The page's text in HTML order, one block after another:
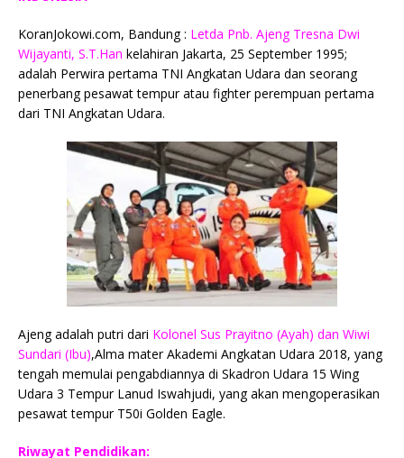
e
b
o
o
k
te
r
l
A
p
p
y
Li
n
k
a
o e
e
n
g
e
KoranJokowi.com, Bandung : Letda Pnb. Ajeng Tresna Dwi
Wijayanti, S.T.Han kelahiran Jakarta, 25 September 1995;
adalah Perwira pertama TNI Angkatan Udara dan seorang
penerbang pesawat tempur atau fighter perempuan pertama
dari TNI Angkatan Udara.
Ajeng adalah putri dari Kolonel Sus Prayitno (Ayah) dan Wiwi
Sundari (Ibu),Alma mater Akademi Angkatan Udara 2018, yang
tengah memulai pengabdiannya di Skadron Udara 15 Wing
Udara 3 Tempur Lanud Iswahjudi, yang akan mengoperasikan
pesawat tempur T50i Golden Eagle.
Riwayat Pendidikan: